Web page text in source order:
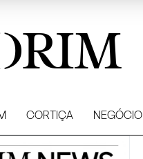
CORTIÇA NEGÓCIO